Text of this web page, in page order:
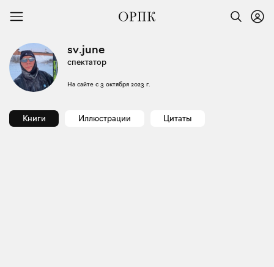
sv.june
спектатор
На сайте с 3 октября 2023 г.
Книги Иллюстрации Цитаты